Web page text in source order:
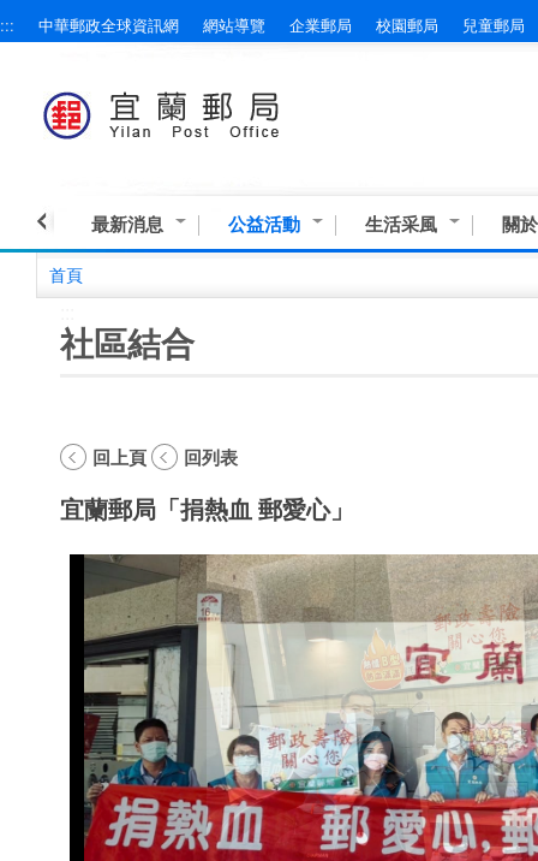
跳到主要內容區塊
::: 中華郵政全球資訊網 網站導覽 企業郵局 校園郵局 兒童郵局
最新消息 公益活動 生活采風 關
首頁
社區結合
回上頁 回列表
宜蘭郵局「捐熱血 郵愛心」